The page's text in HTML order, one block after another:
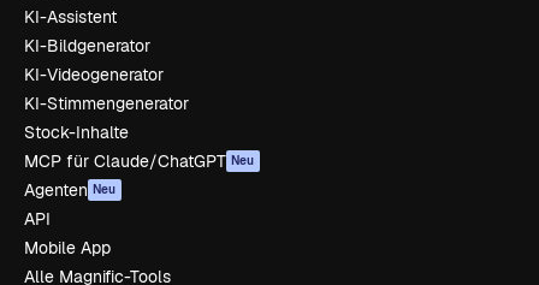
KI-Assistent
KI-Bildgenerator
KI-Videogenerator
KI-Stimmengenerator
Stock-Inhalte
MCP für Claude/ChatGPT Neu
Agenten Neu
API
Mobile App
Alle Magnific-Tools